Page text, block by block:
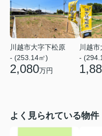
川越市大字下松原
- (253.14㎡)
2,080万円
川越
-
よく見られている物件